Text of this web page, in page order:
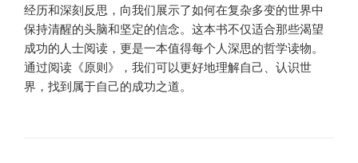
经历和深刻反思，向我们展示了如何在复杂多变的世界中
保持清醒的头脑和坚定的信念。这本书不仅适合那些渴望
成功的人士阅读，更是一本值得每个人深思的哲学读物。
通过阅读《原则》，我们可以更好地理解自己、认识世
界，找到属于自己的成功之道。